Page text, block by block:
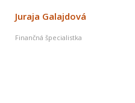
Juraja Galajdová
Finančná špecialistka